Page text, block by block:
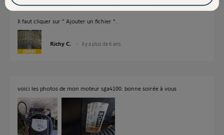
Ah bon, pas de photos !
Il faut cliquer sur " Ajouter un fichier ".
Richy C. il y a plus de 6 ans
voici les photos de mon moteur sga4100. bonne soirée à vous